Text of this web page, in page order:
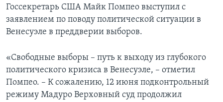
Госсекретарь США Майк Помпео выступил с
заявлением по поводу политической ситуации в
Венесуэле в преддверии выборов.
«Свободные выборы – путь к выходу из глубокого
политического кризиса в Венесуэле, – отметил
Помпео. – К сожалению, 12 июня подконтрольный
режиму Мадуро Верховный суд продолжил